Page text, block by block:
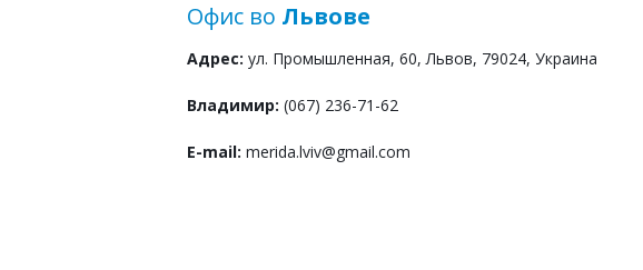
Офис во Львове
Адрес: ул. Промышленная, 60, Львов, 79024, Украина
Владимир: (067) 236-71-62
E-mail: merida.lviv@gmail.com